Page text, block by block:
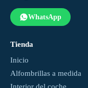
WhatsApp
Tienda
Inicio
Alfombrillas a medida